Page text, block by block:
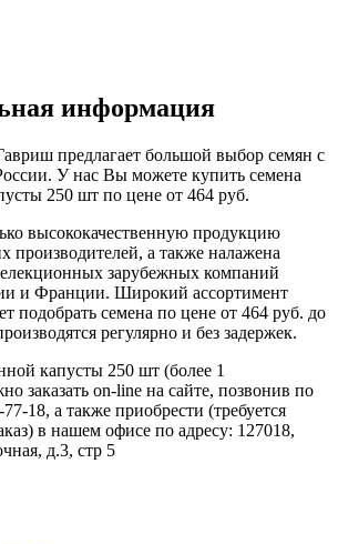
информация
предлагает большой выбор семян с
У нас Вы можете купить семена
250 шт по цене от 464 руб.
высококачественную продукцию
производителей, а также налажена
зарубежных компаний
и Франции. Широкий ассортимент
подобрать семена по цене от 464 руб. до
регулярно и без задержек.
капусты 250 шт (более 1
заказать on-line на сайте, позвонив по
18, а также приобрести (требуется
в нашем офисе по адресу: 127018,
д.3, стр 5